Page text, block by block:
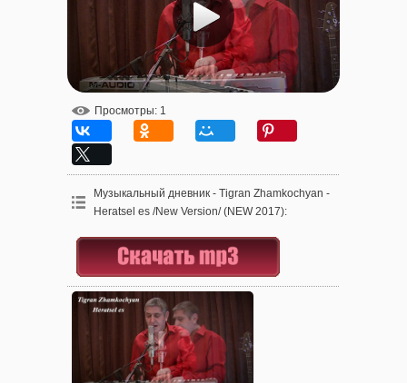
Просмотры: 1
Музыкальный дневник - Tigran Zhamkochyan -
Heratsel es /New Version/ (NEW 2017):